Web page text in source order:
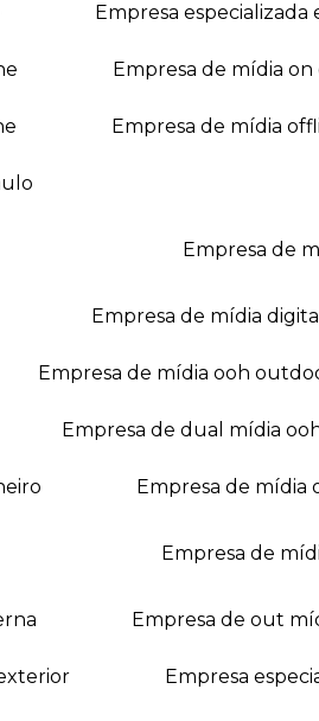
empresa
empresa de mídia
empresa de mídia
empresa de
empresa de mídia
empresa de mídia ooh
empresa de dual mídia
empresa de mídia
empresa de
empresa de out
empresa